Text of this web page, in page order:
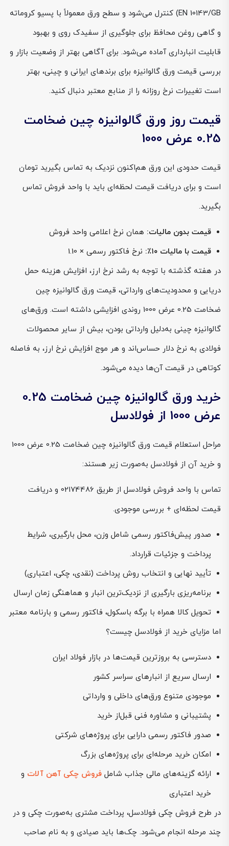
EN 10143/GB) کنترل می‌شود و سطح ورق معمولاً با پسیو کروماته
و گاهی روغن محافظ برای جلوگیری از سفیدک روی و بهبود
قابلیت انبارداری آماده می‌شود. برای آگاهی بهتر از وضعیت بازار و
بررسی قیمت ورق گالوانیزه برای برندهای ایرانی و چینی، بهتر
است تغییرات نرخ روزانه را از منابع معتبر دنبال کنید.
قیمت روز ورق گالوانیزه چین ضخامت
0.25 عرض 1000
قیمت حدودی این ورق هم‌اکنون نزدیک به تماس بگیرید تومان
است و برای دریافت قیمت لحظه‌ای باید با واحد فروش تماس
بگیرید.
قیمت بدون مالیات: همان نرخ اعلامی واحد فروش
قیمت با مالیات ۱۰٪:
نرخ فاکتور رسمی × 1.10
در هفته گذشته با توجه به رشد نرخ ارز، افزایش هزینه حمل
دریایی و محدودیت‌های وارداتی، قیمت ورق گالوانیزه چین
ضخامت 0.25 عرض 1000 روندی افزایشی داشته است. ورق‌های
گالوانیزه چینی به‌دلیل وارداتی بودن، بیش از سایر محصولات
فولادی به نرخ دلار حساس‌اند و هر موج افزایش نرخ ارز، به فاصله
کوتاهی در قیمت آن‌ها دیده می‌شود.
خرید ورق گالوانیزه چین ضخامت 0.25
عرض 1000 از فولادسل
مراحل استعلام قیمت ورق گالوانیزه چین ضخامت 0.25 عرض 1000
و خرید آن از فولادسل به‌صورت زیر هستند:
تماس با واحد فروش فولادسل از طریق 02174486 و دریافت
قیمت لحظه‌ای + بررسی موجودی.
صدور پیش‌فاکتور رسمی شامل وزن، محل بارگیری، شرایط
پرداخت و جزئیات قرارداد.
تأیید نهایی و انتخاب روش پرداخت (نقدی، چکی، اعتباری)
برنامه‌ریزی بارگیری از نزدیک‌ترین انبار و هماهنگی زمان ارسال
تحویل کالا همراه با برگه باسکول، فاکتور رسمی و بارنامه معتبر
اما مزایای خرید از فولادسل چیست؟
دسترسی به بروزترین قیمت‌ها در بازار فولاد ایران
ارسال سریع از انبارهای سراسر کشور
موجودی متنوع ورق‌های داخلی و وارداتی
پشتیبانی و مشاوره فنی قبل‌از خرید
صدور فاکتور رسمی دارایی برای پروژه‌های شرکتی
امکان خرید مرحله‌ای برای پروژه‌های بزرگ
ارائه گزینه‌های مالی جذاب شامل فروش چکی آهن آلات و
خرید اعتباری
در طرح فروش چکی فولادسل، پرداخت مشتری به‌صورت چکی و در
چند مرحله انجام می‌شود. چک‌ها باید صیادی و به نام صاحب